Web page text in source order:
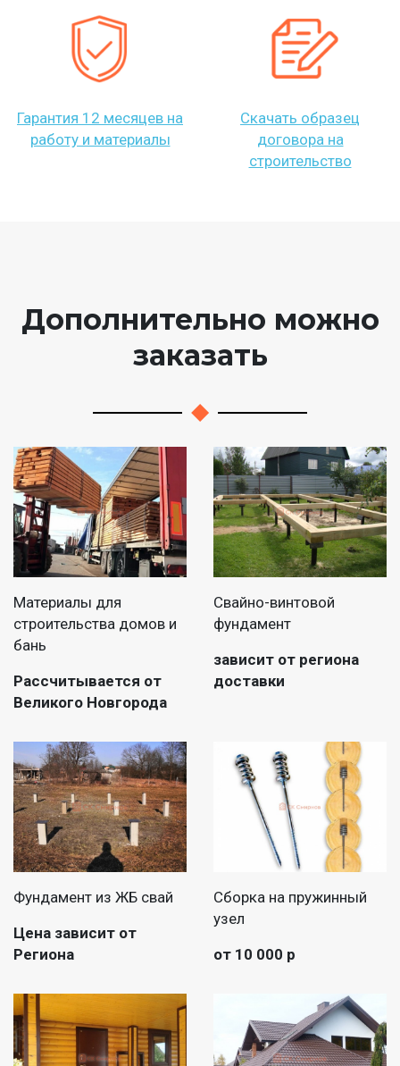
Гарантия 12 месяцев на
работу и материалы
Скачать образец
договора на
строительство
Дополнительно можно
заказать
Материалы для
строительства домов и
бань
Рассчитывается от
Великого Новгорода
Свайно-винтовой
фундамент
зависит от региона
доставки
Фундамент из ЖБ свай
Цена зависит от
Региона
Сборка на пружинный
узел
от 10 000 р